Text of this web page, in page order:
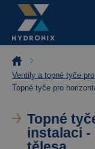
Ventily a topné tyče
Topné tyče pro
Topné
instalaci -